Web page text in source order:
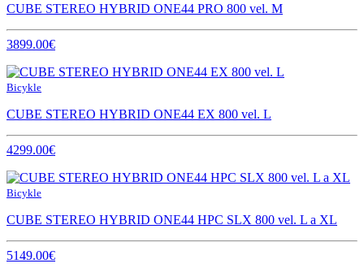
CUBE STEREO HYBRID ONE44 PRO 800 vel. M
3899.00€
Bicykle
CUBE STEREO HYBRID ONE44 EX 800 vel. L
4299.00€
Bicykle
CUBE STEREO HYBRID ONE44 HPC SLX 800 vel. L a XL
5149.00€